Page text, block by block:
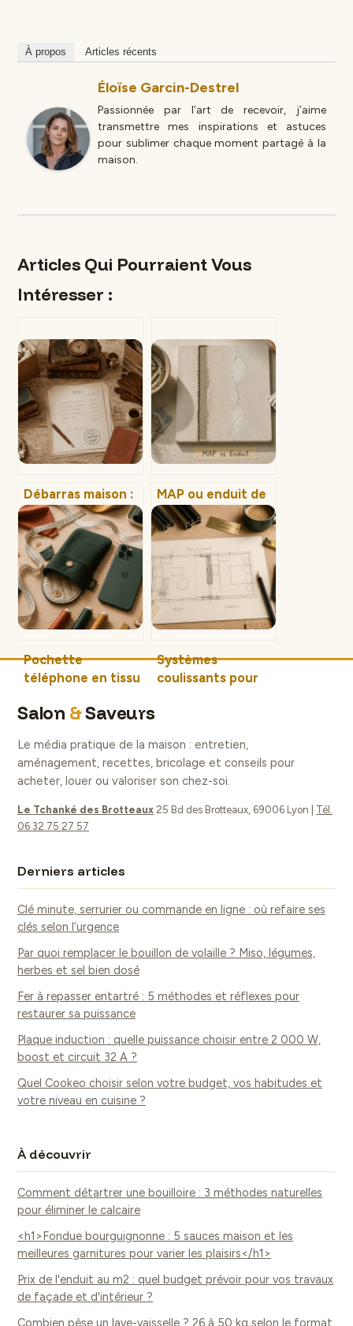
À propos Articles récents
Éloïse Garcin-Destrel
Passionnée par l’art de recevoir, j’aime
transmettre mes inspirations et astuces
pour sublimer chaque moment partagé à la
maison.
Articles Qui Pourraient Vous
Intéresser :
Débarras maison :
3 formules
tarifaires pour
transformer votre
espace
MAP ou enduit de
rebouchage :
comment choisir
selon la
profondeur de vos
trous ?
Pochette
téléphone en tissu
créer votre étui
Systèmes
coulissants pour
rails en aluminium
garantis 5 ans
Salon &Saveurs
Le média pratique de la maison : entretien,
aménagement, recettes, bricolage et conseils pour
acheter, louer ou valoriser son chez-soi.
Le Tchanké des Brotteaux 25 Bd des Brotteaux, 69006 Lyon
Tél.
06 32 75 27 57
Derniers articles
Clé minute, serrurier ou commande en ligne : où refaire ses
clés selon l’urgence
Par quoi remplacer le bouillon de volaille ? Miso, légumes,
herbes et sel bien dosé
Fer à repasser entartré : 5 méthodes et réflexes pour
restaurer sa puissance
Plaque induction : quelle puissance choisir entre 2 000 W,
boost et circuit 32 A ?
Quel Cookeo choisir selon votre budget, vos habitudes et
votre niveau en cuisine ?
À découvrir
Comment détartrer une bouilloire : 3 méthodes naturelles
pour éliminer le calcaire
<h1>Fondue bourguignonne : 5 sauces maison et les
meilleures garnitures pour varier les plaisirs</h1>
Prix de l'enduit au m2 : quel budget prévoir pour vos travaux
de façade et d'intérieur ?
Combien pèse un lave-vaisselle ? 26 à 50 kg selon le format